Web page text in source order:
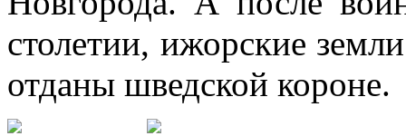
столетии, ижорские
отданы шведской короне.